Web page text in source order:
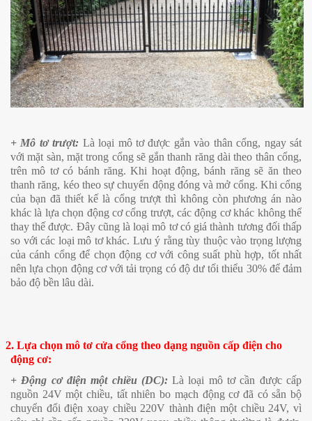
+ Mô tơ trượt: Là loại mô tơ được gắn vào thân cổng, ngay sát
với mặt sàn, mặt trong cổng sẽ gắn thanh răng dài theo thân cổng,
trên mô tơ có bánh răng. Khi hoạt động, bánh răng sẽ ăn theo
thanh răng, kéo theo sự chuyển động đóng và mở cổng. Khi cổng
của bạn đã thiết kế là cổng trượt thì không còn phương án nào
khác là lựa chọn động cơ cổng trượt, các động cơ khác không thể
thay thế được. Đây cũng là loại mô tơ có giá thành tương đối thấp
so với các loại mô tơ khác. Lưu ý rằng tùy thuộc vào trọng lượng
của cánh cổng để chọn động cơ với công suất phù hợp, tốt nhất
nên lựa chọn động cơ với tải trọng có độ dư tối thiểu 30% để đảm
bảo độ bền lâu dài.
2. Lựa chọn mô tơ cửa cổng theo dạng nguồn cấp điện cho
động cơ:
+ Động cơ điện một chiều (DC):Là loại mô tơ cần được cấp
nguồn 24V một chiều, tất nhiên bo mạch động cơ đã có sẵn bộ
chuyển đổi điện xoay chiều 220V thành điện một chiều 24V, vì